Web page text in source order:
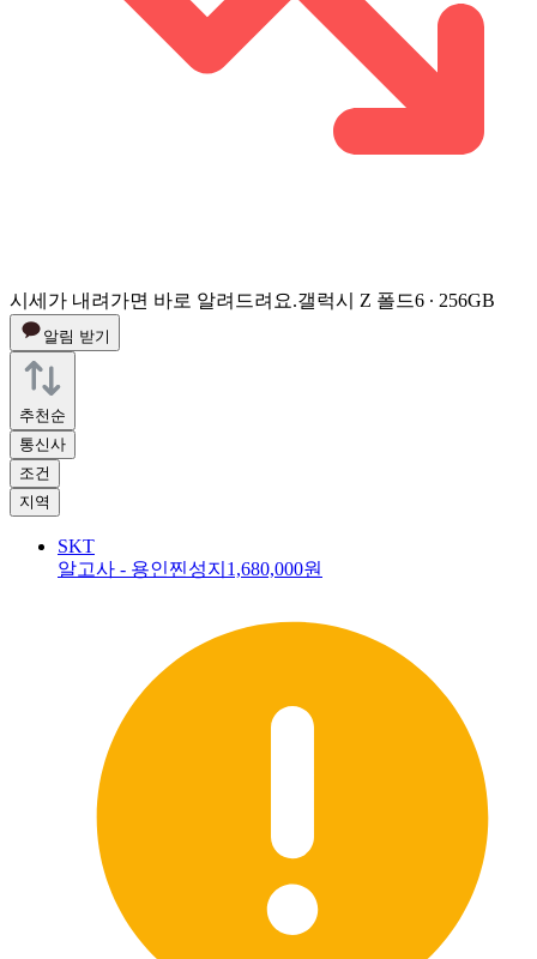
시세가 내려가면 바로 알려드려요.갤럭시 Z 폴드6 ∙ 256GB
알림 받기
추천순
통신사
조건
지역
SKT
알고사 - 용인찐성지 1,680,000원